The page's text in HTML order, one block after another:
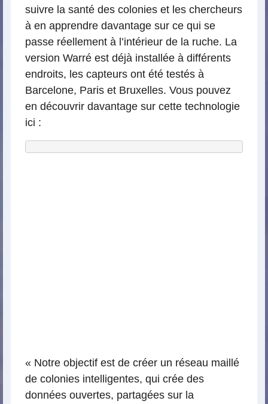
suivre la santé des colonies et les chercheurs
à en apprendre davantage sur ce qui se
passe réellement à l’intérieur de la ruche. La
version Warré est déjà installée à différents
endroits, les capteurs ont été testés à
Barcelone, Paris et Bruxelles. Vous pouvez
en découvrir davantage sur cette technologie
ici :
« Notre objectif est de créer un réseau maillé
de colonies intelligentes, qui crée des
données ouvertes, partagées sur la